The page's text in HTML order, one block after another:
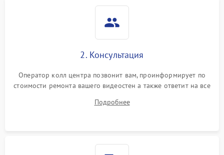
2. Консультация
Оператор колл центра позвонит вам, проинформирует по
стоимости ремонта вашего видеостен а также ответит на все
Подробнее